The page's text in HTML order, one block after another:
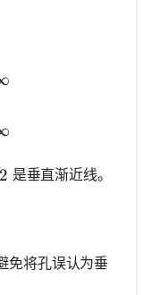
\to 2^+}
2 是垂直渐近线。
免将孔误认为垂